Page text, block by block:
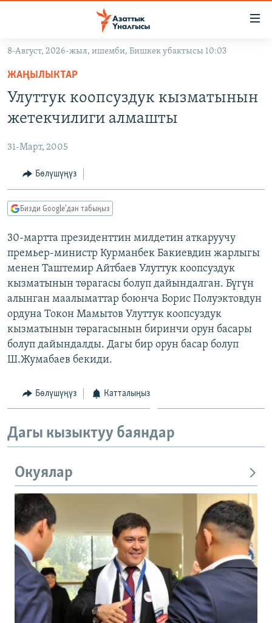
Навигацияга
өтүңүз
Издөөгө
салыңызКЫРГЫЗСТАН
ЭКОНОМИКА
МАДАНИЯТ
ДҮЙНӨ
БОРБОР АЗИЯ
АТАЙЫН ИЛИКТӨӨ
ТВ ПРОГРАММАЛАР
ЭКСПЕРТТЕР ТАЛДАЙТ
БИЗ ЖАНА ДҮЙНӨ
ДАНИСТЕ
ЭЖЕ-СИҢДИЛЕР
ЫҢГАЙСЫЗ СУРООЛОР
ӨЗГӨЧӨ ПИКИР
Русский
ОНЛАЙН ШЕРИНЕ
ЭЕ/АРнун бардык сайттары
8-Август, 2026-жыл, ишемби, Бишкек убактысы 10:03
ЖАҢЫЛЫКТАР
Улуттук коопсуздук кызматынын
жетекчилиги алмашты
31-Март, 2005
Бөлүшүңүз
Бизди Google'дан табыңыз
30-мартта президенттин милдетин аткаруучу
премьер-министр Курманбек Бакиевдин жарлыгы
менен Таштемир Айтбаев Улуттук коопсуздук
кызматынын төрагасы болуп дайындалган. Бүгүн
алынган маалыматтар боюнча Борис Полуэктовдун
ордуна Токон Мамытов Улуттук коопсуздук
кызматынын төрагасынын биринчи орун басары
болуп дайындалды. Дагы бир орун басар болуп
Ш.Жумабаев бекиди.
Бөлүшүңүз Катталыңыз
Дагы кызыктуу баяндар
Окуялар